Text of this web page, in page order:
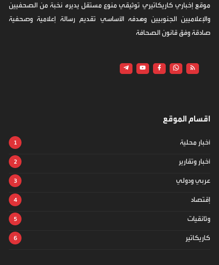
موقع إخباري كاريكاتيري توثيقي منوع مستقل يديره نخبة من الصحفيين
والإعلاميين الجنوبيين وهدفه الأساسي تقديم رسالة إعلامية وصحفية
صادقة وفق قانون الصحافة
اقسام الموقع
أخبار محلية
أخبار وتقارير
عربي ودولي
إقتصاد
وثائقيات
كاريكاتير